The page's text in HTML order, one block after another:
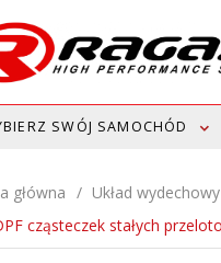
SWÓJ SAMOCHÓD
główna Układ wydechowy
cząsteczek stałych